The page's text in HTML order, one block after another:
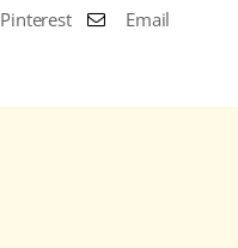
Pinterest Email